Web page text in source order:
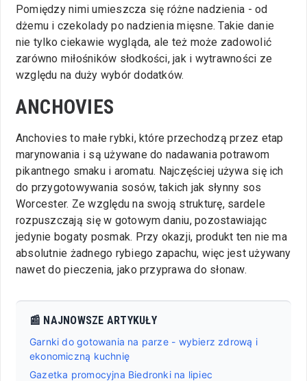
Pomiędzy nimi umieszcza się różne nadzienia - od
dżemu i czekolady po nadzienia mięsne. Takie danie
nie tylko ciekawie wygląda, ale też może zadowolić
zarówno miłośników słodkości, jak i wytrawności ze
względu na duży wybór dodatków.
ANCHOVIES
Anchovies to małe rybki, które przechodzą przez etap
marynowania i są używane do nadawania potrawom
pikantnego smaku i aromatu. Najczęściej używa się ich
do przygotowywania sosów, takich jak słynny sos
Worcester. Ze względu na swoją strukturę, sardele
rozpuszczają się w gotowym daniu, pozostawiając
jedynie bogaty posmak. Przy okazji, produkt ten nie ma
absolutnie żadnego rybiego zapachu, więc jest używany
nawet do pieczenia, jako przyprawa do słonaw.
📰 NAJNOWSZE ARTYKUŁY
Garnki do gotowania na parze - wybierz zdrową i
ekonomiczną kuchnię
Gazetka promocyjna Biedronki na lipiec